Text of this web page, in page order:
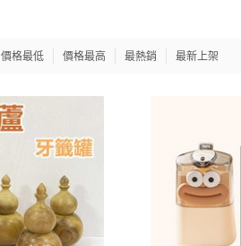
價格最低 價格最高 最熱銷 最新上架